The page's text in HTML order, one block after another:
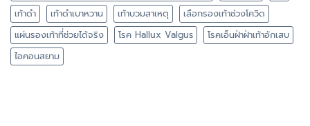
เท้าดำ
เท้าดำเบาหวาน เท้าบวมสาเหตุ
เลือกรองเท้าช่วงโควิด
แผ่นรองเท้าที่ช่วยได้จริง
โรค Hallux Valgus
โรคเอ็นฝ่าฝ่าเท้าอักเสบ
ไอคอนสยาม